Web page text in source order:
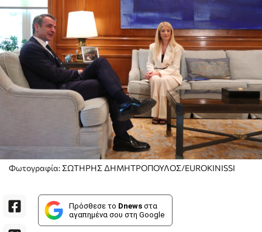
Φωτογραφία: ΣΩΤΗΡΗΣ ΔΗΜΗΤΡΟΠΟΥΛΟΣ/EUROKINISSI
Πρόσθεσε το Dnews στα
αγαπημένα σου στη Google